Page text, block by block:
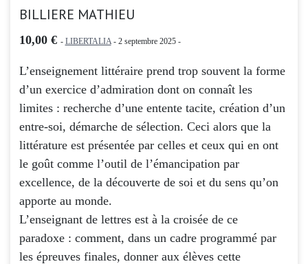
BILLIERE MATHIEU
10,00 € - LIBERTALIA- 2 septembre 2025 -
L’enseignement littéraire prend trop souvent la forme
d’un exercice d’admiration dont on connaît les
limites : recherche d’une entente tacite, création d’un
entre-soi, démarche de sélection. Ceci alors que la
littérature est présentée par celles et ceux qui en ont
le goût comme l’outil de l’émancipation par
excellence, de la découverte de soi et du sens qu’on
apporte au monde.
L’enseignant de lettres est à la croisée de ce
paradoxe : comment, dans un cadre programmé par
les épreuves finales, donner aux élèves cette